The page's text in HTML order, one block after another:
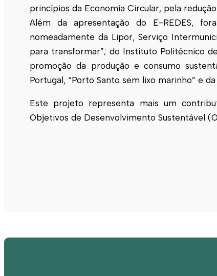
princípios da Economia Circular, pela
Além da apresentação do E-REDES,
nomeadamente da Lipor, Serviço
para transformar”; do Instituto Politécnico
promoção da produção e consumo
Portugal, “Porto Santo sem lixo marinho” e
Este projeto representa mais um
Objetivos de Desenvolvimento Sustentável